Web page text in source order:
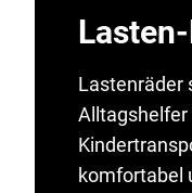
Lastenräder
Alltagshelfer
komfortabel